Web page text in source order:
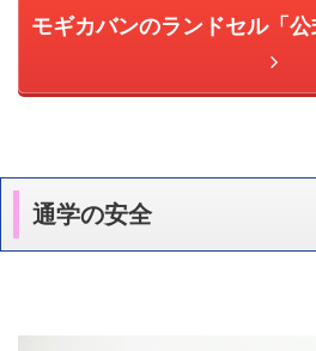
モギカバンのランドセル「
通学の安全